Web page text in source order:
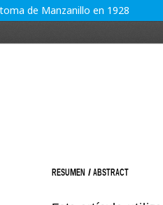
de Manzanillo en 1928